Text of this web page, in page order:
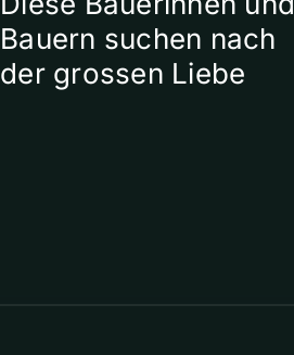
Bauern suchen nach
der grossen Liebe